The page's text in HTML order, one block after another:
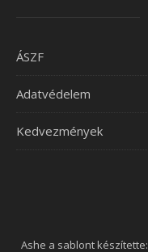
ÁSZF
Adatvédelem
Kedvezmények
Ashe a sablont készítette: